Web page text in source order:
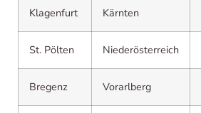
Klagenfurt Kärnten
St. Pölten Niederösterreich
Bregenz Vorarlberg